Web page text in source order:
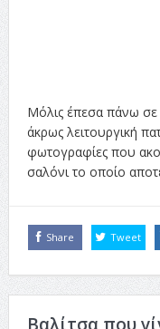
Μόλις έπεσα πάνω σε
άκρως λειτουργική
φωτογραφίες που
σαλόνι το οποίο
Share Tweet